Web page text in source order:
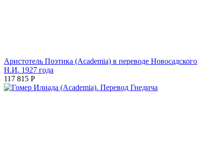
Аристотель Поэтика (Academia) в переводе Новосадского
Н.И. 1927 года
117 815 Р